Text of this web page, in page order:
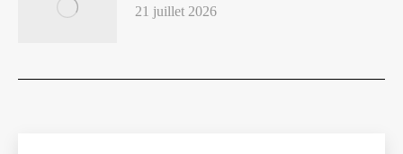
21 juillet 2026